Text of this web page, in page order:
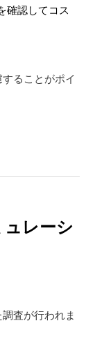
確認してコス
ることがポイ
ュレーシ
査が行われま